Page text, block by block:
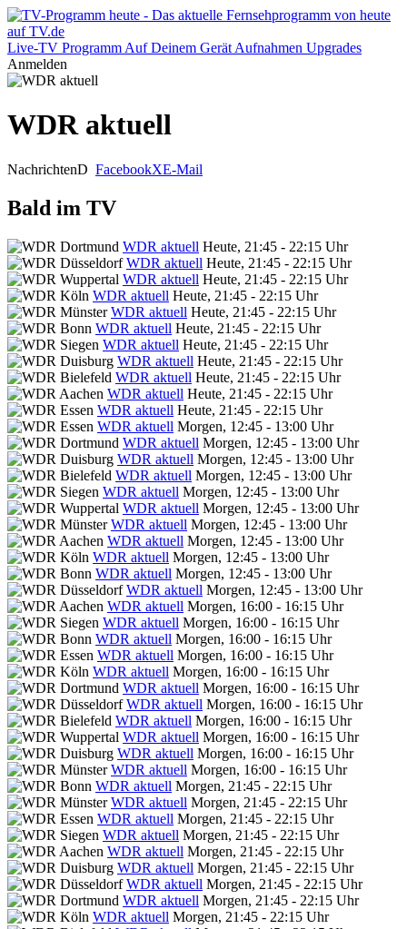
Live-TV Programm Auf Deinem Gerät Aufnahmen Upgrades
Anmelden
WDR aktuell
NachrichtenD FacebookXE-Mail
Bald im TV
WDR aktuell Heute, 21:45 - 22:15 Uhr
WDR aktuell Heute, 21:45 - 22:15 Uhr
WDR aktuell Heute, 21:45 - 22:15 Uhr
WDR aktuell Heute, 21:45 - 22:15 Uhr
WDR aktuell Heute, 21:45 - 22:15 Uhr
WDR aktuell Heute, 21:45 - 22:15 Uhr
WDR aktuell Heute, 21:45 - 22:15 Uhr
WDR aktuell Heute, 21:45 - 22:15 Uhr
WDR aktuell Heute, 21:45 - 22:15 Uhr
WDR aktuell Heute, 21:45 - 22:15 Uhr
WDR aktuell Heute, 21:45 - 22:15 Uhr
WDR aktuell Morgen, 12:45 - 13:00 Uhr
WDR aktuell Morgen, 12:45 - 13:00 Uhr
WDR aktuell Morgen, 12:45 - 13:00 Uhr
WDR aktuell Morgen, 12:45 - 13:00 Uhr
WDR aktuell Morgen, 12:45 - 13:00 Uhr
WDR aktuell Morgen, 12:45 - 13:00 Uhr
WDR aktuell Morgen, 12:45 - 13:00 Uhr
WDR aktuell Morgen, 12:45 - 13:00 Uhr
WDR aktuell Morgen, 12:45 - 13:00 Uhr
WDR aktuell Morgen, 12:45 - 13:00 Uhr
WDR aktuell Morgen, 12:45 - 13:00 Uhr
WDR aktuell Morgen, 16:00 - 16:15 Uhr
WDR aktuell Morgen, 16:00 - 16:15 Uhr
WDR aktuell Morgen, 16:00 - 16:15 Uhr
WDR aktuell Morgen, 16:00 - 16:15 Uhr
WDR aktuell Morgen, 16:00 - 16:15 Uhr
WDR aktuell Morgen, 16:00 - 16:15 Uhr
WDR aktuell Morgen, 16:00 - 16:15 Uhr
WDR aktuell Morgen, 16:00 - 16:15 Uhr
WDR aktuell Morgen, 16:00 - 16:15 Uhr
WDR aktuell Morgen, 16:00 - 16:15 Uhr
WDR aktuell Morgen, 16:00 - 16:15 Uhr
WDR aktuell Morgen, 21:45 - 22:15 Uhr
WDR aktuell Morgen, 21:45 - 22:15 Uhr
WDR aktuell Morgen, 21:45 - 22:15 Uhr
WDR aktuell Morgen, 21:45 - 22:15 Uhr
WDR aktuell Morgen, 21:45 - 22:15 Uhr
WDR aktuell Morgen, 21:45 - 22:15 Uhr
WDR aktuell Morgen, 21:45 - 22:15 Uhr
WDR aktuell Morgen, 21:45 - 22:15 Uhr
WDR aktuell Morgen, 21:45 - 22:15 Uhr